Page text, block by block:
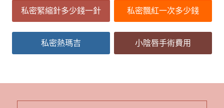
私密緊縮針多少錢一針 私密飄紅一次多少錢
私密熱瑪吉 小陰唇手術費用